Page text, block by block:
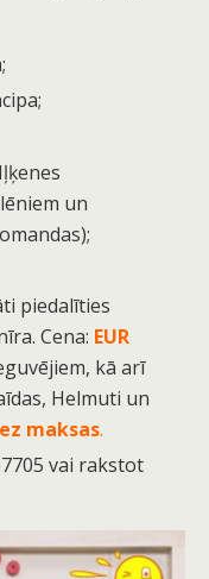
Iļķenes
un
piedalīties
Cena: EUR
kā arī
Helmuti un
maksas.
vai rakstot